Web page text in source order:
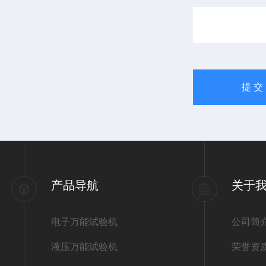
产品导航
电子万能试验机
液压万能试验机
关于
公司简
荣誉资